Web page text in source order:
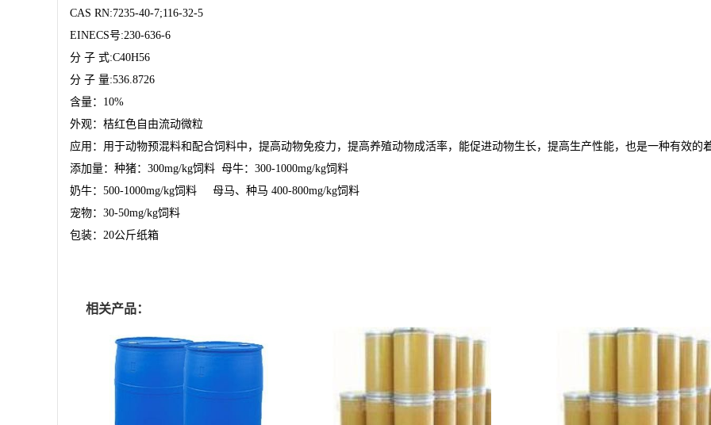
CAS RN:7235-40-7;116-32-5
EINECS号:230-636-6
分 子 式:C40H56
分 子 量:536.8726
含量： 10%
外观：桔红色自由流动微粒
应用：用于动物预混料和配合饲料中，提高动物免疫力，提高养殖动物成活率，能促进动物生长，提高生产性能，也是一种有效的
添加量：种猪： 300mg/kg饲料 母牛：300-1000mg/kg饲料
奶牛： 500-1000mg/kg饲料 母马、种马 400-800mg/kg饲料
宠物： 30-50mg/kg饲料
包装： 20公斤纸箱
相关产品：